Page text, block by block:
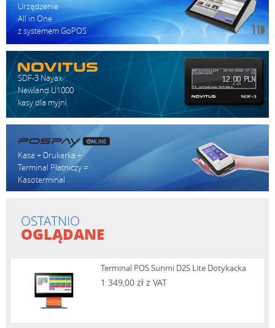
Urządzenie
All in One
z systemem GoPOS
SDF-3 Nayax
Newland U1000
kasy dla myjni
Kasa + Drukarka +
Terminal Płatniczy =
Kasoterminal
OSTATNIO
OGLĄDANE
Terminal POS Sunmi D2S Lite Dotykacka
1 349,00 zł z VAT